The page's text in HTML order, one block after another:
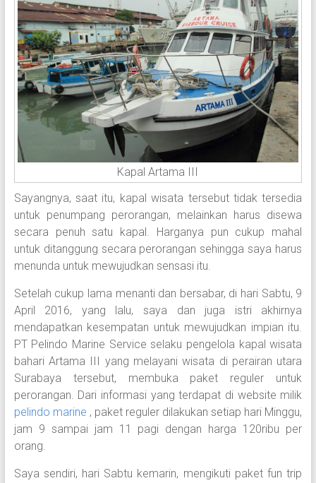
Kapal Artama III
Sayangnya, saat itu, kapal wisata tersebut tidak tersedia
untuk penumpang perorangan, melainkan harus disewa
secara penuh satu kapal. Harganya pun cukup mahal
untuk ditanggung secara perorangan sehingga saya harus
menunda untuk mewujudkan sensasi itu.
Setelah cukup lama menanti dan bersabar, di hari Sabtu, 9
April 2016, yang lalu, saya dan juga istri akhirnya
mendapatkan kesempatan untuk mewujudkan impian itu.
PT Pelindo Marine Service selaku pengelola kapal wisata
bahari Artama III yang melayani wisata di perairan utara
Surabaya tersebut, membuka paket reguler untuk
perorangan. Dari informasi yang terdapat di website milik
pelindo marine , paket reguler dilakukan setiap hari Minggu,
jam 9 sampai jam 11 pagi dengan harga 120ribu per
orang.
Saya sendiri, hari Sabtu kemarin, mengikuti paket fun trip